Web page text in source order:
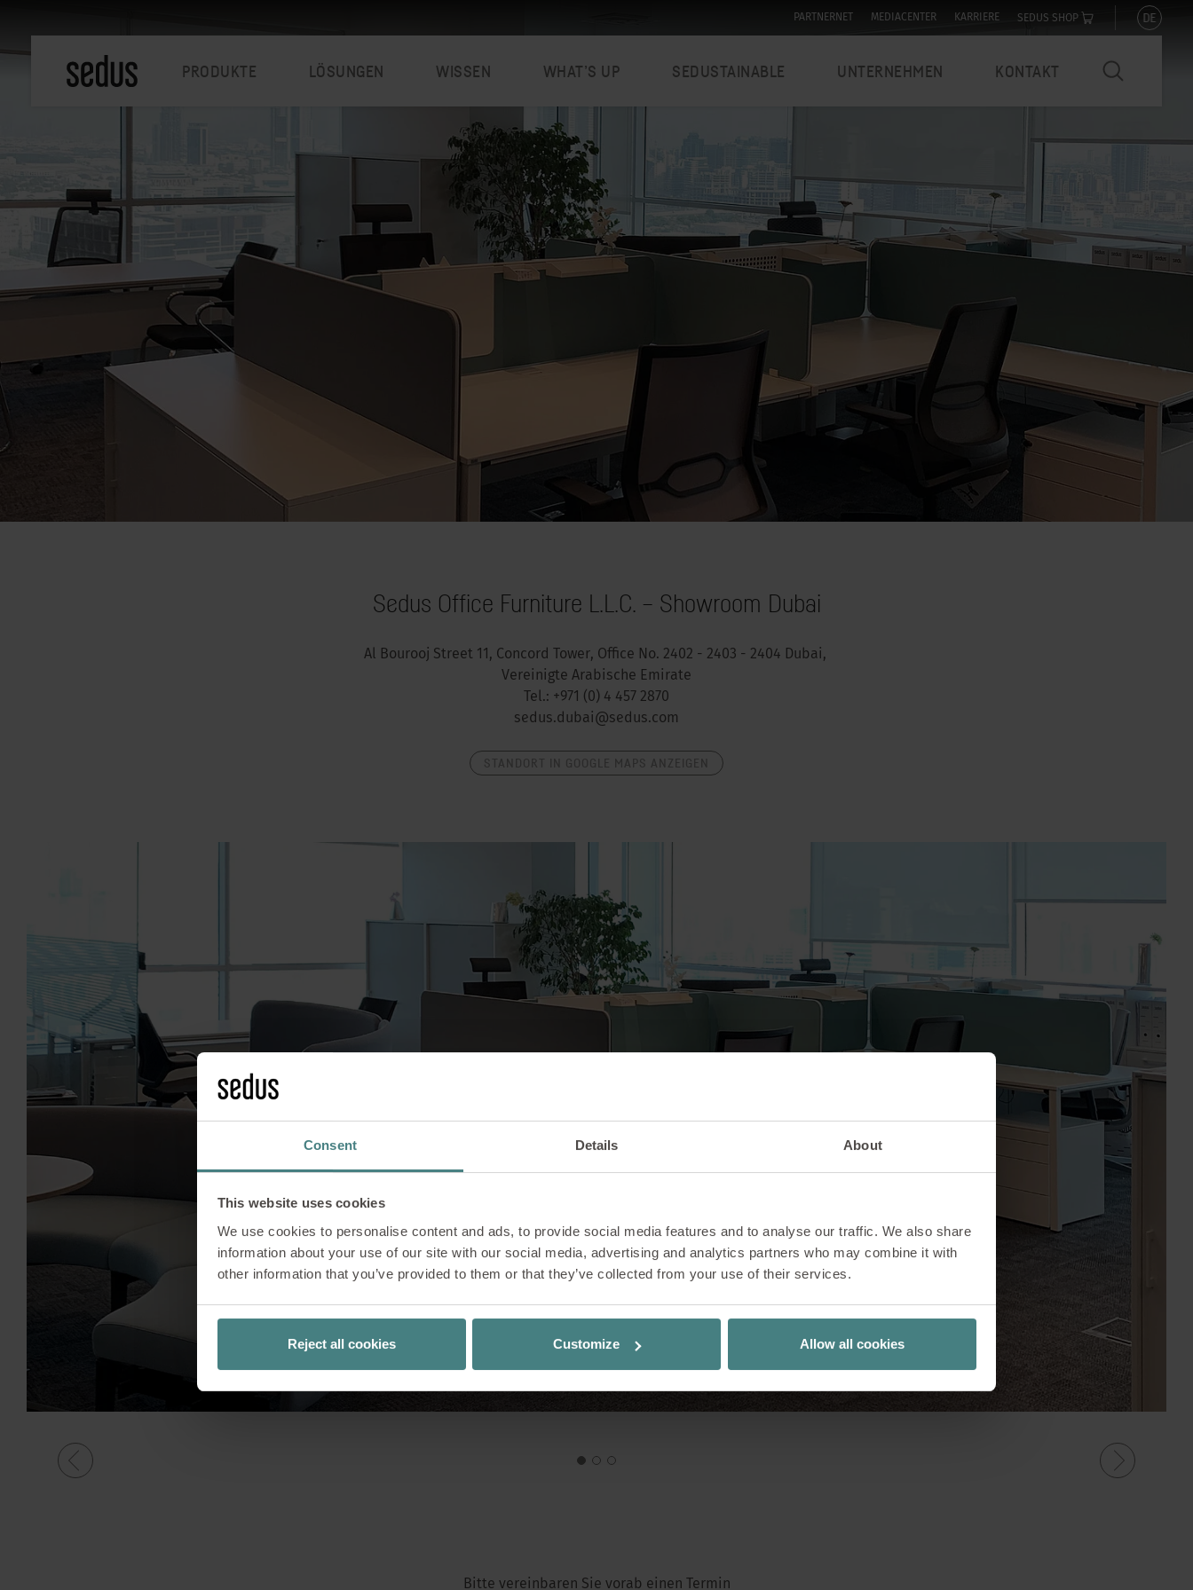
Consent Details About
This website uses cookies
We use cookies to personalise content and ads, to provide social media features and to analyse our traffic. We also share
information about your use of our site with our social media, advertising and analytics partners who may combine it with
other information that you’ve provided to them or that they’ve collected from your use of their services.
Reject all cookies Customize Allow all cookies
PARTNERNET MEDIACENTER KARRIERE SEDUS SHOP DE
PRODUKTE LÖSUNGEN WISSEN WHAT’S UP SEDUSTAINABLE UNTERNEHMEN KONTAKT
Sedus Office Furniture L.L.C. – Showroom Dubai
Al Bourooj Street 11, Concord Tower, Office No. 2402 - 2403 - 2404 Dubai,
Vereinigte Arabische Emirate
Tel.: +971 (0) 4 457 2870
sedus.dubai@sedus.com
Bitte vereinbaren Sie vorab einen Termin